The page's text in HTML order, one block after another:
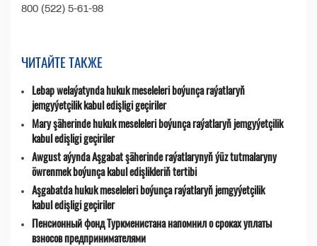
800 (522) 5-61-98
ЧИТАЙТЕ ТАКЖЕ
Lebap welaýatynda hukuk meseleleri boýunça raýatlaryň
jemgyýetçilik kabul edişligi geçiriler
Mary şäherinde hukuk meseleleri boýunça raýatlaryň jemgyýetçilik
kabul edişligi geçiriler
Awgust aýynda Aşgabat şäherinde raýatlarynyň ýüz tutmalaryny
öwrenmek boýunça kabul edişlikleriň tertibi
Aşgabatda hukuk meseleleri boýunça raýatlaryň jemgyýetçilik
kabul edişligi geçiriler
Пенсионный фонд Туркменистана напомнил о сроках уплаты
взносов предпринимателями